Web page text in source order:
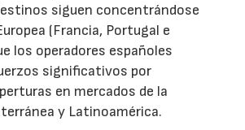
siguen concentrándose
(Francia, Portugal e
los operadores españoles
significativos por
en mercados de la
y Latinoamérica.